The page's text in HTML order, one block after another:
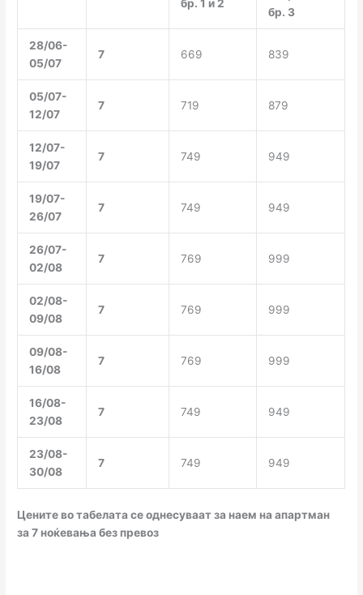
бр. 1 и 2
бр. 3
28/06-
05/07
7 669 839
05/07-
12/07
7 719 879
12/07-
19/07
7 749 949
19/07-
26/07
7 749 949
26/07-
02/08
7 769 999
02/08-
09/08
7 769 999
09/08-
16/08
7 769 999
16/08-
23/08
7 749 949
23/08-
30/08
7 749 949
Цените во табелата се однесуваат за наем на апартман
за 7 ноќевања без превоз